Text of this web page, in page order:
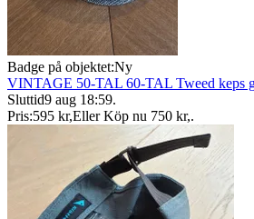
Badge på objektet:Ny
VINTAGE 50-TAL 60-TAL Tweed keps
Sluttid9 aug 18:59.
Pris:595 kr,Eller Köp nu 750 kr,.